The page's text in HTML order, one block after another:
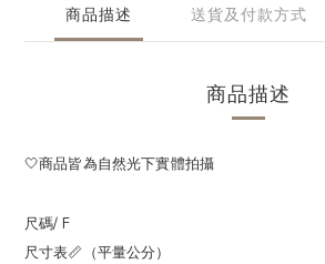
商品描述 送貨及付款方式
商品描述
🤍商品皆為自然光下實體拍攝
尺碼/ F
尺寸表📏（平量公分）